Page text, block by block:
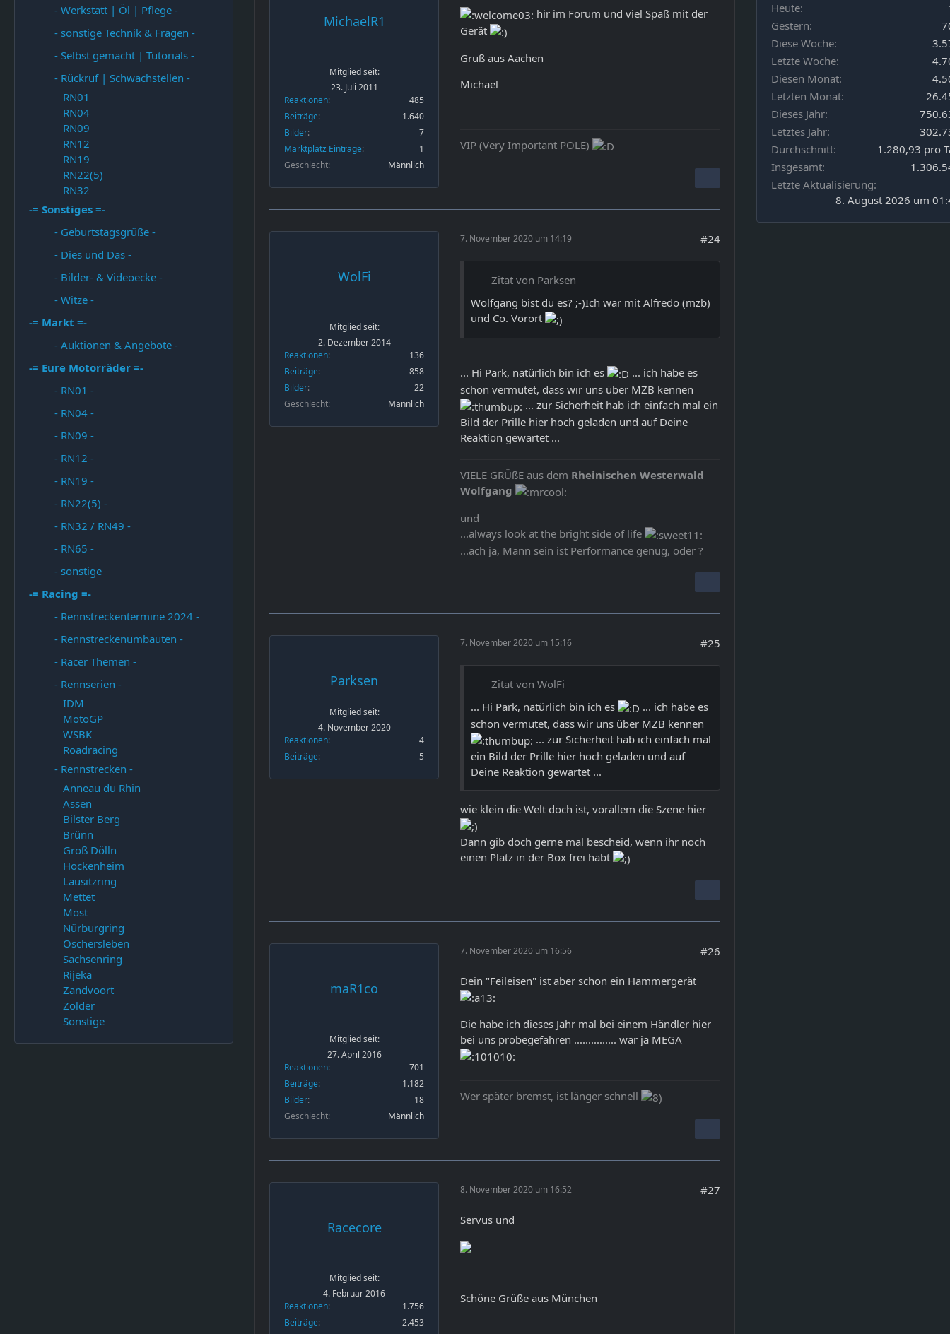
- Werkstatt | Öl | Pflege -
- sonstige Technik & Fragen -
- Selbst gemacht | Tutorials -
- Rückruf | Schwachstellen -
RN01
RN04
RN09
RN12
RN19
RN22(5)
RN32
-= Sonstiges =-
- Geburtstagsgrüße -
- Dies und Das -
- Bilder- & Videoecke -
- Witze -
-= Markt =-
- Auktionen & Angebote -
-= Eure Motorräder =-
- RN01 -
- RN04 -
- RN09 -
- RN12 -
- RN19 -
- RN22(5) -
- RN32 / RN49 -
- RN65 -
- sonstige
-= Racing =-
- Rennstreckentermine 2024 -
- Rennstreckenumbauten -
- Racer Themen -
- Rennserien -
IDM
MotoGP
WSBK
Roadracing
- Rennstrecken -
Anneau du Rhin
Assen
Bilster Berg
Brünn
Groß Dölln
Hockenheim
Lausitzring
Mettet
Most
Nürburgring
Oschersleben
Sachsenring
Rijeka
Zandvoort
Zolder
Sonstige
MichaelR1
Mitglied seit:
23. Juli 2011
Reaktionen
485
Beiträge
1.640
Bilder
7
Marktplatz Einträge
1
Geschlecht
Männlich
hir im Forum und viel Spaß mit der
Gerät
Gruß aus Aachen
Michael
VIP (Very Important POLE)
WolFi
Mitglied seit:
2. Dezember 2014
Reaktionen
136
Beiträge
858
Bilder
22
Geschlecht
Männlich
7. November 2020 um 14:19 #24
Zitat von Parksen
Wolfgang bist du es? ;-)Ich war mit Alfredo (mzb)
und Co. Vorort
... Hi Park, natürlich bin ich es
... ich habe es
schon vermutet, dass wir uns über MZB kennen
... zur Sicherheit hab ich einfach mal ein
Bild der Prille hier hoch geladen und auf Deine
Reaktion gewartet ...
VIELE GRÜßE aus dem Rheinischen Westerwald
Wolfgang
und
...always look at the bright side of life
...ach ja, Mann sein ist Performance genug, oder ?
Parksen
Mitglied seit:
4. November 2020
Reaktionen
4
Beiträge
5
7. November 2020 um 15:16 #25
Zitat von WolFi
... Hi Park, natürlich bin ich es
... ich habe es
schon vermutet, dass wir uns über MZB kennen
... zur Sicherheit hab ich einfach mal
ein Bild der Prille hier hoch geladen und auf
Deine Reaktion gewartet ...
wie klein die Welt doch ist, vorallem die Szene hier
Dann gib doch gerne mal bescheid, wenn ihr noch
einen Platz in der Box frei habt
maR1co
Mitglied seit:
27. April 2016
Reaktionen
701
Beiträge
1.182
Bilder
18
Geschlecht
Männlich
7. November 2020 um 16:56 #26
Dein "Feileisen" ist aber schon ein Hammergerät
Die habe ich dieses Jahr mal bei einem Händler hier
bei uns probegefahren ............... war ja MEGA
Wer später bremst, ist länger schnell
Racecore
Mitglied seit:
4. Februar 2016
Reaktionen
1.756
Beiträge
2.453
8. November 2020 um 16:52 #27
Servus und
Schöne Grüße aus München
Heute
Gestern
Diese Woche
Letzte Woche
Diesen Monat
Letzten Monat
Dieses Jahr
Letztes Jahr
Durchschnitt
1.280,93 pro
Insgesamt
Letzte Aktualisierung
8. August 2026 um